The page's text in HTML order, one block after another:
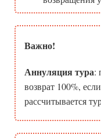
Важно!
Аннуляция тура:
возврат 100%,
рассчитывается